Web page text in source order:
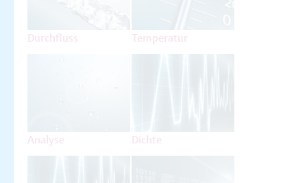
Durchfluss Temperatur
Analyse Dichte